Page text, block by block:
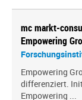
mc markt-
Empowering
Empowering
differenziert.
Empowering ...